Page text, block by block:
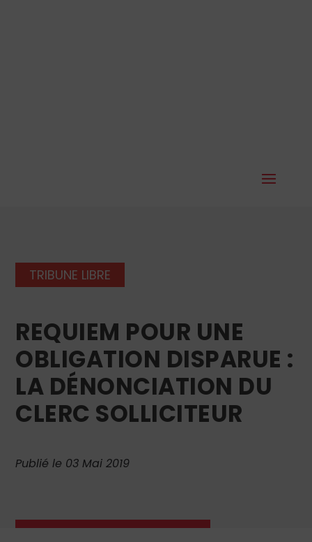
TRIBUNE LIBRE
REQUIEM POUR UNE
OBLIGATION DISPARUE :
LA DÉNONCIATION DU
CLERC SOLLICITEUR
Publié le 03 Mai 2019